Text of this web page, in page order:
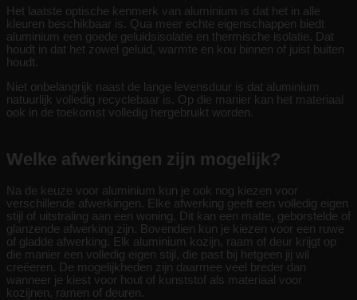
Het laatste optische kenmerk van aluminium is dat het in alle
kleuren beschikbaar is. Qua meer echte eigenschappen biedt
aluminium een goede geluidsisolatie en thermische isolatie. Dat
houdt in dat het zowel geluid, warmte en kou binnen of juist buiten
houdt.
Niet onbelangrijk naast de lange levensduur is dat aluminium
natuurlijk volledig recyclebaar is. Op die manier kan het materiaal
ook in de toekomst volledig hergebruikt worden.
Welke afwerkingen zijn mogelijk?
Na de keuze voor aluminium kun je ook nog kiezen voor
verschillende afwerkingen. Elke afwerking geeft een volledig eigen
stijl of uitstraling aan een woning. Dit kan een matte, geborstelde of
glanzende afwerking zijn. Bovendien kun je kiezen voor een ruwe
of gladde afwerking. Elk aluminium kozijn, raam of deur krijgt op
die manier een volledig eigen stijl, die past bij hetgeen jij wil
creëeren. De mogelijkheden zijn daarmee veel breder dan
wanneer je kiest voor hout of kunststof als materiaal voor
kozijnen, ramen of deuren.